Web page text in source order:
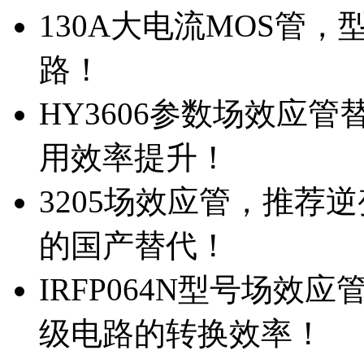
130A大电流MOS管，
路！
HY3606参数场效应管
用效率提升！
3205场效应管，推荐
的国产替代！
IRFP064N型号场效应
级电路的转换效率！